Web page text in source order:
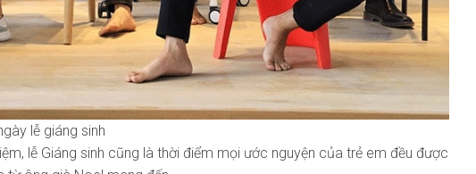
lễ giáng sinh
lễ Giáng sinh cũng là thời điểm mọi ước nguyện của trẻ em đều được